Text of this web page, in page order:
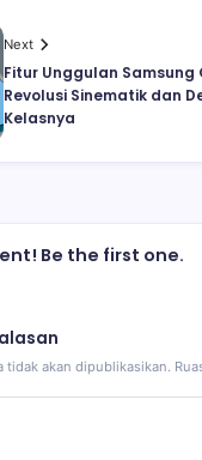
Next
Fitur Unggulan Samsung
Revolusi Sinematik dan
Kelasnya
Be the first one.
tidak akan dipublikasikan.